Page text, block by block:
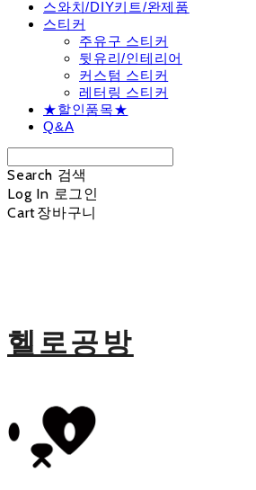
스와치/DIY키트/완제품
스티커
주유구 스티커
뒷유리/인테리어
커스텀 스티커
레터링 스티커
★할인품목★
Q&A
Search 검색
Log In 로그인
Cart장바구니
헬로공방